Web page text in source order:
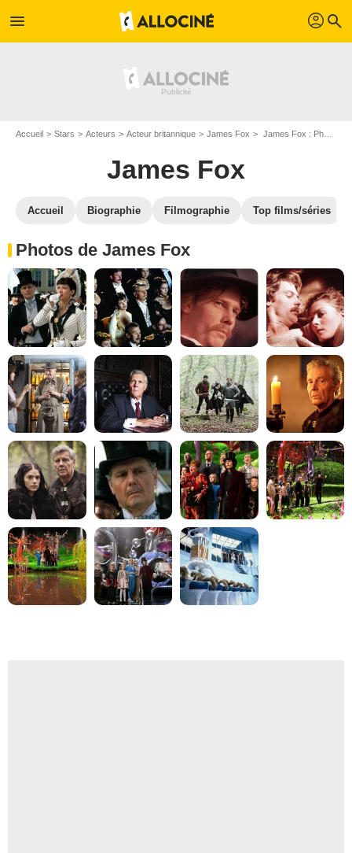
menu profil search
Accueil Stars Acteurs Acteur britannique James Fox James Fox : Photos de ses films et séries
James Fox
Accueil Biographie Filmographie Top films/séries
Photos de James Fox